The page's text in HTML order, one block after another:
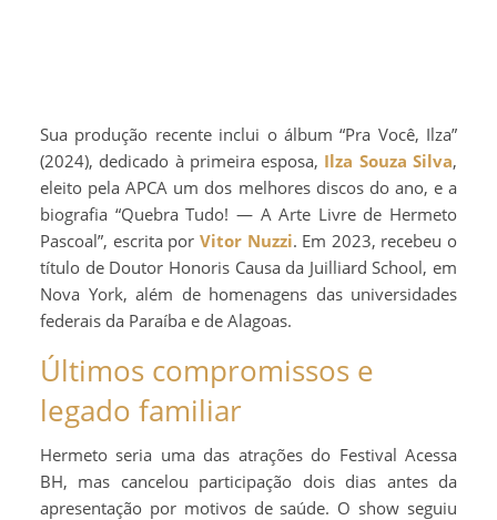
Sua produção recente inclui o álbum “Pra Você, Ilza”
(2024), dedicado à primeira esposa, Ilza Souza Silva,
eleito pela APCA um dos melhores discos do ano, e a
biografia “Quebra Tudo! — A Arte Livre de Hermeto
Pascoal”, escrita por Vitor Nuzzi. Em 2023, recebeu o
título de Doutor Honoris Causa da Juilliard School, em
Nova York, além de homenagens das universidades
federais da Paraíba e de Alagoas.
Últimos compromissos e
legado familiar
Hermeto seria uma das atrações do Festival Acessa
BH, mas cancelou participação dois dias antes da
apresentação por motivos de saúde. O show seguiu